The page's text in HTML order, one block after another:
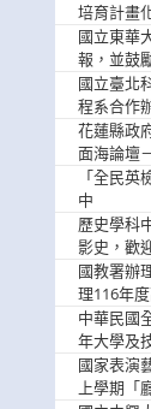
培育計畫
國立東華
報，並鼓
階段踴躍
國立臺北
程系合作
「
導體研習
花蓮縣政
面海論壇
外安全
「全民
中
歷史學科
影史，歡
躍報名參
國教署辦
理116年
實施計畫
中華民國
年大學及
輔導家長
國家表演
上學期「